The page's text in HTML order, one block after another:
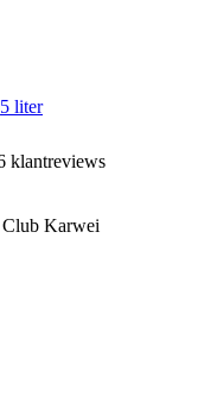
liter
klantreviews
Club Karwei